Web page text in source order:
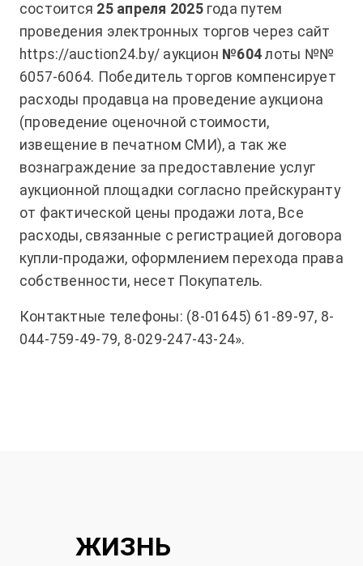
состоится 25 апреля 2025 года путем
проведения электронных торгов через сайт
https://auction24.by/ аукцион №604лоты №№
6057-6064. Победитель торгов компенсирует
расходы продавца на проведение аукциона
(проведение оценочной стоимости,
извещение в печатном СМИ), а так же
вознаграждение за предоставление услуг
аукционной площадки согласно прейскуранту
от фактической цены продажи лота, Все
расходы, связанные с регистрацией договора
купли-продажи, оформлением перехода права
собственности, несет Покупатель.
Контактные телефоны: (8-01645) 61-89-97, 8-
044-759-49-79, 8-029-247-43-24».
ЖИЗНЬ